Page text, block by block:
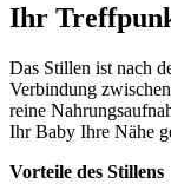
Ihr
Das Stillen ist nach
Verbindung
reine
Ihr Baby Ihre Nähe
Vorteile des Stillens